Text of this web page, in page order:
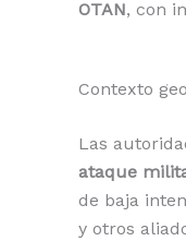
OTAN, con
Contexto
Las
ataque
de baja
y otros